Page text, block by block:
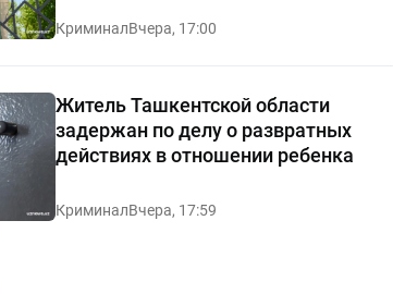
КриминалВчера, 17:00
Житель Ташкентской области
задержан по делу о развратных
действиях в отношении ребенка
КриминалВчера, 17:59